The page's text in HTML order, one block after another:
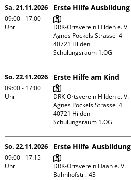
Sa. 21.11.2026
09:00 - 17:00
Uhr
Erste Hilfe Ausbildung
DRK-Ortsverein Hilden e. V.
Agnes Pockels Strasse  4
40721 Hilden
Schulungsraum 1.OG
So. 22.11.2026
09:00 - 17:00
Uhr
Erste Hilfe am Kind
DRK-Ortsverein Hilden e. V.
Agnes Pockels Strasse  4
40721 Hilden
Schulungsraum 1.OG
So. 22.11.2026
09:00 - 17:15
Uhr
Erste Hilfe_Ausbildung
DRK-Ortsverein Haan e. V.
Bahnhofstr.  43